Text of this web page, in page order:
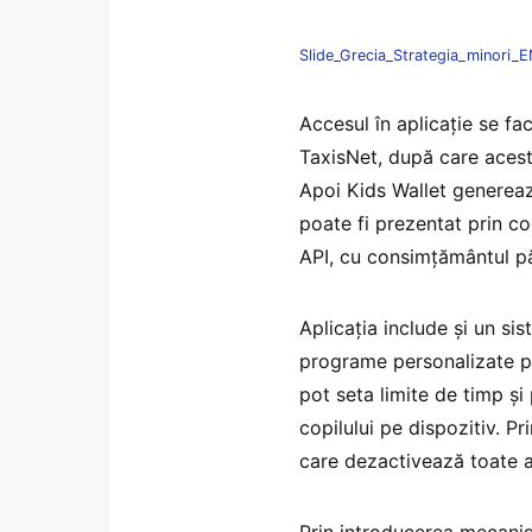
Accesul în aplicație se
TaxisNet, după care
Apoi Kids Wallet
poate fi prezentat prin
API, cu consimțământul
Aplicația include și un
programe personalizate
pot seta limite de timp
copilului pe dispozitiv.
care dezactivează toate